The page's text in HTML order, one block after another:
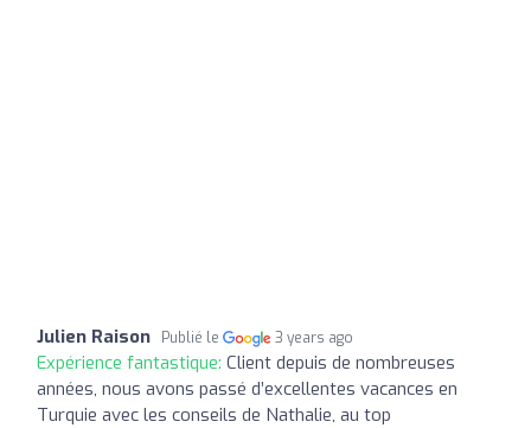
Julien Raison Publié le 3 years ago
Expérience fantastique: Client depuis de nombreuses
années, nous avons passé d’excellentes vacances en
Turquie avec les conseils de Nathalie, au top